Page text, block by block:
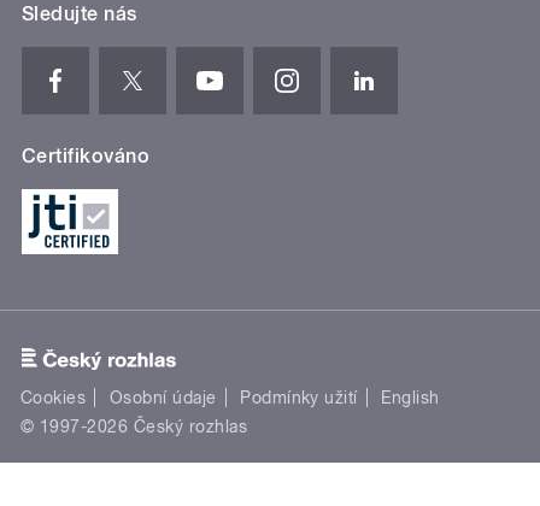
Sledujte nás
Certifikováno
Cookies Osobní údaje Podmínky užití
English
© 1997-2026 Český rozhlas